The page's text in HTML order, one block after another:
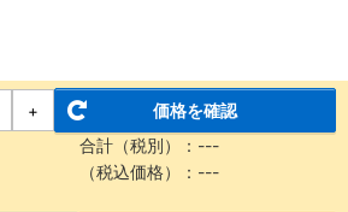
+
価格を確認
合計（税別）： ---
（税込価格）： ---